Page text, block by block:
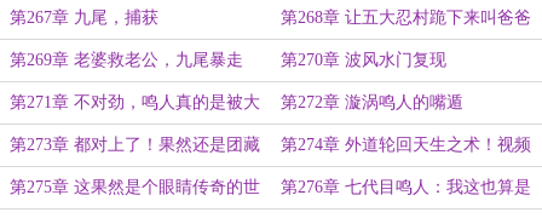
力 极限，我没有极限。
第267章 九尾，捕获 第268章 让五大忍村跪下来叫爸爸
第269章 老婆救老公，九尾暴走 第270章 波风水门复现
第271章 不对劲，鸣人真的是被大
筒木影响了吧
第272章 漩涡鸣人的嘴遁
第273章 都对上了！果然还是团藏
这个狗东西干的！
第274章 外道轮回天生之术！视频
终落幕！
第275章 这果然是个眼睛传奇的世 第276章 七代目鸣人：我这也算是